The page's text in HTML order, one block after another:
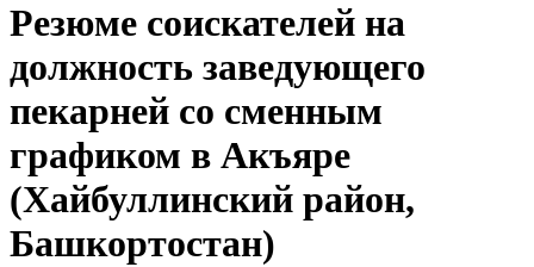
Резюме соискателей на
должность заведующего
пекарней со сменным
графиком в Акъяре
(Хайбуллинский район,
Башкортостан)